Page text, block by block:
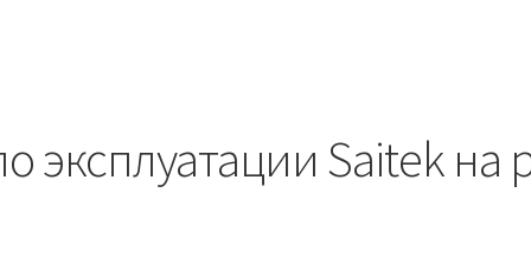
эксплуатации Saitek на